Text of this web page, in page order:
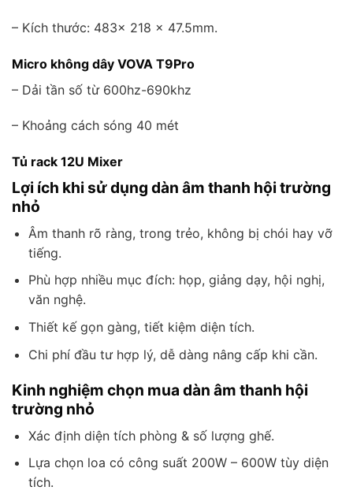
– Kích thước: 483x 218 x 47.5mm.
Micro không dây VOVA T9Pro
– Dải tần số từ 600hz-690khz
– Khoảng cách sóng 40 mét
Tủ rack 12U Mixer
Lợi ích khi sử dụng dàn âm thanh hội trường
nhỏ
Âm thanh rõ ràng, trong trẻo, không bị chói hay vỡ
tiếng.
Phù hợp nhiều mục đích: họp, giảng dạy, hội nghị,
văn nghệ.
Thiết kế gọn gàng, tiết kiệm diện tích.
Chi phí đầu tư hợp lý, dễ dàng nâng cấp khi cần.
Kinh nghiệm chọn mua dàn âm thanh hội
trường nhỏ
Xác định diện tích phòng & số lượng ghế.
Lựa chọn loa có công suất 200W – 600W tùy diện
tích.